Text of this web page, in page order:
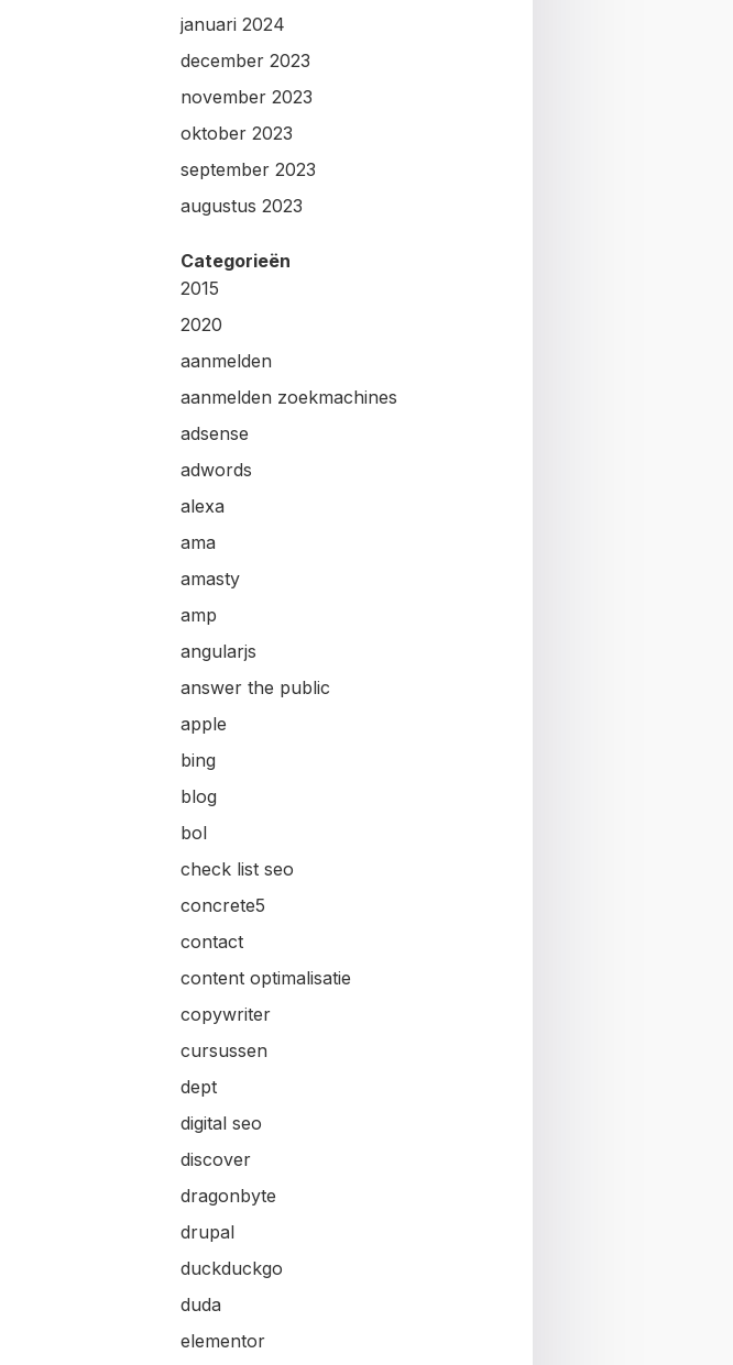
januari 2024
december 2023
november 2023
oktober 2023
september 2023
augustus 2023
Categorieën
2015
2020
aanmelden
aanmelden zoekmachines
adsense
adwords
alexa
ama
amasty
amp
angularjs
answer the public
apple
bing
blog
bol
check list seo
concrete5
contact
content optimalisatie
copywriter
cursussen
dept
digital seo
discover
dragonbyte
drupal
duckduckgo
duda
elementor